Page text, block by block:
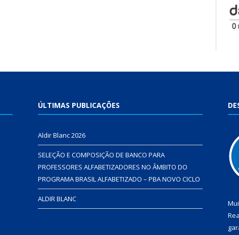
ÚLTIMAS PUBLICAÇÕES
Aldir Blanc 2026
SELEÇÃO E COMPOSIÇÃO DE BANCO PARA
PROFESSORES ALFABETIZADORES NO ÂMBITO DO
PROGRAMA BRASIL ALFABETIZADO – PBA NOVO CICLO
ALDIR BLANC